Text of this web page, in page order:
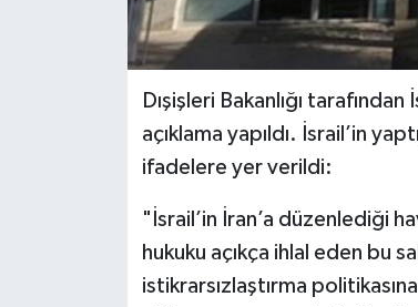
Dışişleri Bakanlığı tarafından
açıklama yapıldı. İsrail’in
ifadelere yer verildi:
"İsrail’in İran’a düzenlediği
hukuku açıkça ihlal eden bu
istikrarsızlaştırma